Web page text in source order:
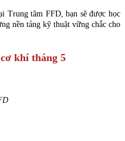
Trung tâm FFD, bạn sẽ được học
nền tảng kỹ thuật vững chắc cho
khí tháng 5